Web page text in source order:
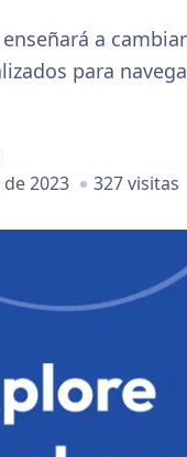
a
para
2023
327 visitas